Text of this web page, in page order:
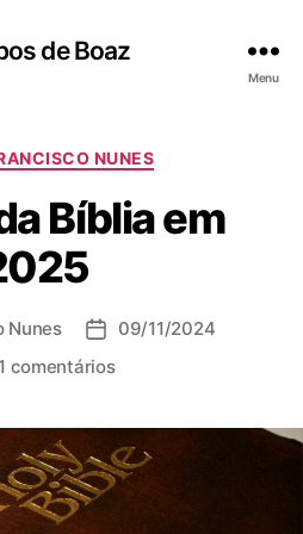
de Boaz
Menu
C
t
e
g
o
i
a
NUNES
Bíblia em
Nunes
D
d
e
p
u
09/11/2024
comentáriose
e
i
t